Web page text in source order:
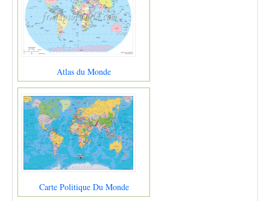
Atlas du Monde
Carte Politique Du Monde